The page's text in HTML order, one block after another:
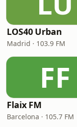
LOS40 Urban
Madrid · 103.9 FM
FF
Flaix FM
Barcelona · 105.7 FM